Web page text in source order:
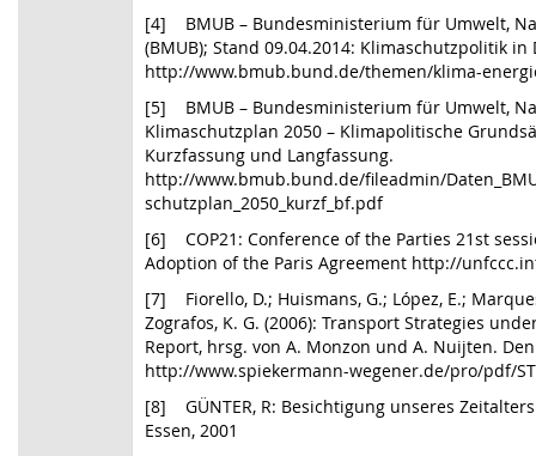
[4] BMUB – Bundesministerium für Umwelt,
(BMUB); Stand 09.04.2014: Klimaschutzpolitik in
http://www.bmub.bund.de/themen/klima-
[5] BMUB – Bundesministerium für Umwelt,
Klimaschutzplan 2050 – Klimapolitische
Kurzfassung und Langfassung.
http://www.bmub.bund.de/fileadmin/
schutzplan_2050_kurzf_bf.pdf
[6] COP21: Conference of the Parties 21st
Adoption of the Paris Agreement http://
[7] Fiorello, D.; Huismans, G.; López, E.;
Zografos, K. G. (2006): Transport Strategies
Report, hrsg. von A. Monzon und A. Nuijten.
http://www.spiekermann-wegener.de/pro/pdf/
[8] GÜNTER, R: Besichtigung unseres
Essen, 2001